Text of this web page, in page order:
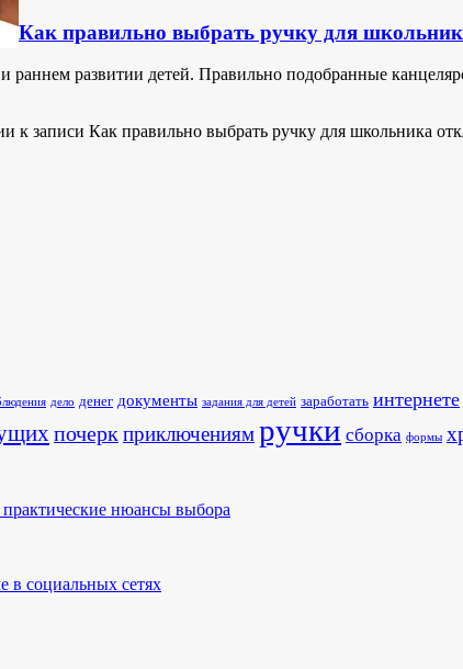
Как правильно выбрать ручку для
раннем развитии детей. Правильно подобранные
к записи Как правильно выбрать ручку для школьника
дело денег документы задания для детей заработать интернете
почеркприключениямручки сборка формы
нюансы выбора
в социальных сетях